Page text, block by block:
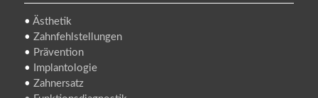
• Ästhetik
• Zahnfehlstellungen
• Prävention
•
Implantologie
• Zahnersatz